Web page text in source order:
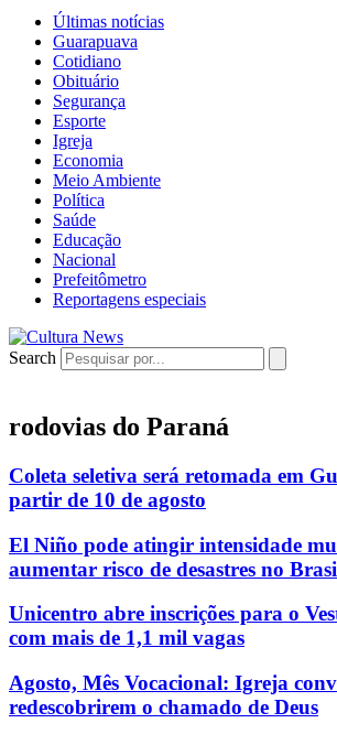
Últimas notícias
Guarapuava
Cotidiano
Obituário
Segurança
Esporte
Igreja
Economia
Meio Ambiente
Política
Saúde
Educação
Nacional
Prefeitômetro
Reportagens especiais
Search
rodovias do Paraná
Coleta seletiva será retomada em
partir de 10 de agosto
El Niño pode atingir intensidade
aumentar risco de desastres no
Unicentro abre inscrições para o
com mais de 1,1 mil vagas
Agosto, Mês Vocacional: Igreja
redescobrirem o chamado de Deus